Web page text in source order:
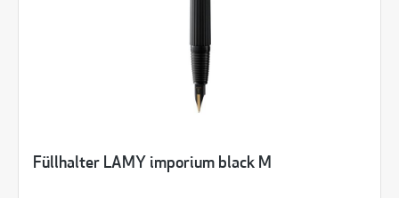
Füllhalter LAMY imporium black M